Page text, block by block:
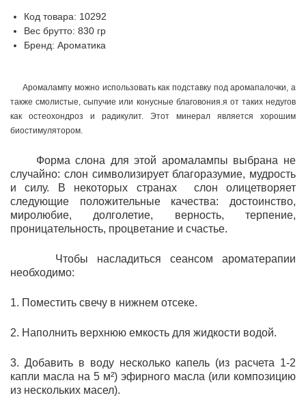
Код товара: 10292
Вес брутто: 830 гр
Бренд: Ароматика
Аромалампу можно использовать как подставку под аромапалочки, а
также смолистые, сыпучие или конусные благовония.я от таких недугов
как остеохондроз и радикулит. Этот минерал является хорошим
биостимулятором.
Форма слона для этой аромалампы выбрана не
случайно: слон символизирует благоразумие, мудрость
и силу. В некоторых странах слон олицетворяет
следующие положительные качества: достоинство,
миролюбие, долголетие, верность, терпение,
проницательность, процветание и счастье.
Чтобы насладиться сеансом ароматерапии
необходимо:
1. Поместить свечу в нижнем отсеке.
2. Наполнить верхнюю емкость для жидкости водой.
3. Добавить в воду несколько капель (из расчета 1-2
капли масла на 5 м²) эфирного масла (или композицию
из нескольких масел).